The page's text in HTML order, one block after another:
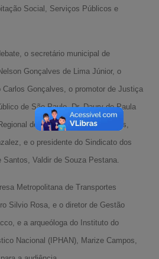
Social, Serviços Públicos e
o secretário municipal de
Gonçalves de Lima Júnior, o
Carlos Gonçalves, o promotor de Justiça
de São Paulo, Dr. Daury de Paula
de Pesquisas Arqueológicas,
e o presidente do Sindicato dos
Valdir de Souza Pestana.
Metropolitana de Transportes
Silvio Rosa, e o diretor de Gestão
e a arqueóloga do Instituto do
Nacional (IPHAN), Marize Campos,